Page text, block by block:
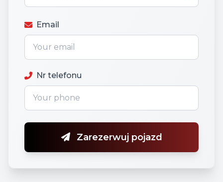
Email
Nr telefonu
Zarezerwuj pojazd